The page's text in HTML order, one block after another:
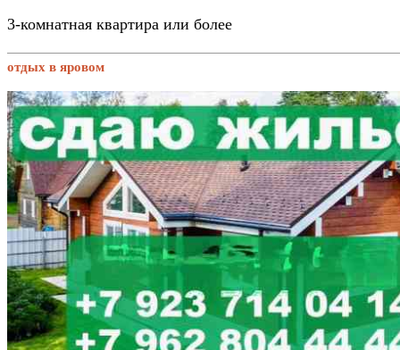
3-комнатная квартира или более
отдых в яровом